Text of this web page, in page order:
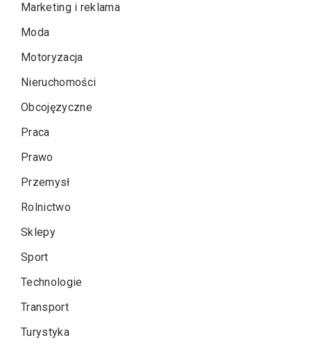
Marketing i reklama
Moda
Motoryzacja
Nieruchomości
Obcojęzyczne
Praca
Prawo
Przemysł
Rolnictwo
Sklepy
Sport
Technologie
Transport
Turystyka